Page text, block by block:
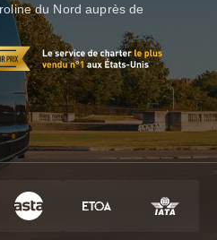
du Nord auprès de